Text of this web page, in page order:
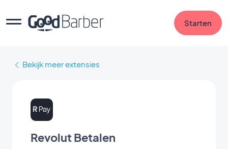
Starten
Bekijk meer extensies
Revolut Betalen